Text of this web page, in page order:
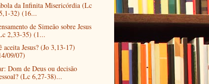
da Infinita Misericórdia (Lc
32) (16...
de Simeão sobre Jesus
2,33-35) (1...
aceita Jesus? (Jo 3,13-17)
09/07)
Dom de Deus ou decisão
(Lc 6,27-38)...